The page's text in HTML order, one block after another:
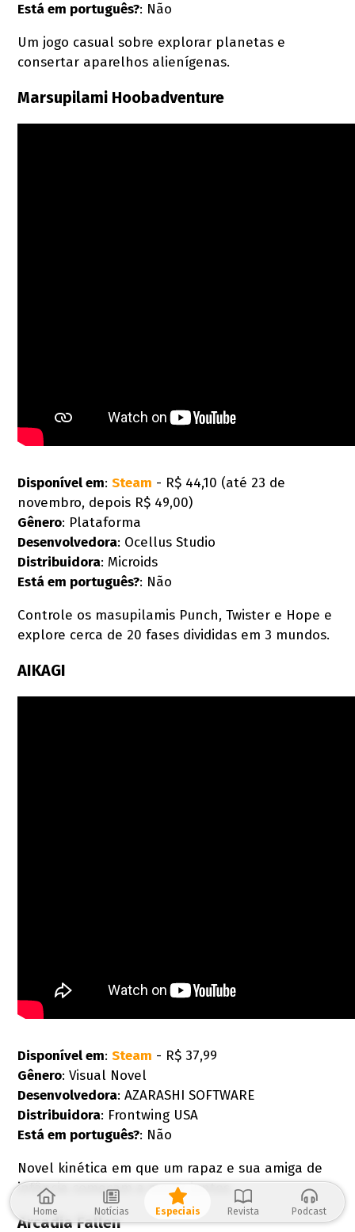
Está em português?: Não
Um jogo casual sobre explorar planetas e
consertar aparelhos alienígenas.
Marsupilami Hoobadventure
Disponível em:Steam - R$ 44,10 (até 23 de
novembro, depois R$ 49,00)
Gênero: Plataforma
Desenvolvedora: Ocellus Studio
Distribuidora: Microids
Está em português?: Não
Controle os masupilamis Punch, Twister e Hope e
explore cerca de 20 fases divididas em 3 mundos.
AIKAGI
Disponível em:Steam - R$ 37,99
Gênero: Visual Novel
Desenvolvedora: AZARASHI SOFTWARE
Distribuidora: Frontwing USA
Está em português?: Não
Novel kinética em que um rapaz e sua amiga de
infância começam a morar juntos.
Arcadia Fallen
Home Notícias Especiais Revista Podcast